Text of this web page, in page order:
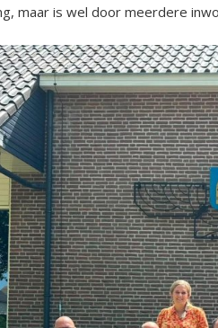
maar is wel door meerdere